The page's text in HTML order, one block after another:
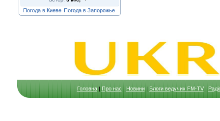
Погода в Киеве Погода в Запорожье
Головна|Про нас|Новини|Блоги ведучих FM-TV|